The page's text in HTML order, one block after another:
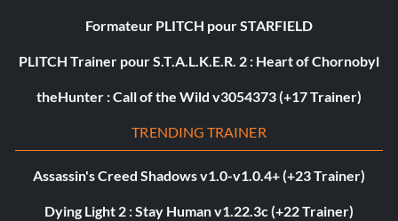
Formateur PLITCH pour STARFIELD
PLITCH Trainer pour S.T.A.L.K.E.R. 2 : Heart of Chornobyl
theHunter : Call of the Wild v3054373 (+17 Trainer)
TRENDING TRAINER
Assassin's Creed Shadows v1.0-v1.0.4+ (+23 Trainer)
Dying Light 2 : Stay Human v1.22.3c (+22 Trainer)